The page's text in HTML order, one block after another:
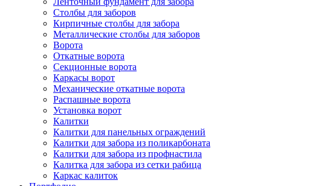
Столбы для заборов
Кирпичные столбы для забора
Металлические столбы для заборов
Ворота
Откатные ворота
Секционные ворота
Каркасы ворот
Механические откатные ворота
Распашные ворота
Установка ворот
Калитки
Калитки для панельных ограждений
Калитки для забора из поликарбоната
Калитки для забора из профнастила
Калитка для забора из сетки рабица
Каркас калиток